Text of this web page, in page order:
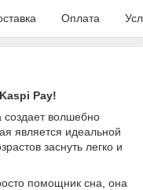
Оплата
Pay!
создает волшебно
является идеальной
заснуть легко и
помощник сна, она